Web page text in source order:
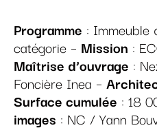
Programme : Immeuble
catégorie – Mission :
Maîtrise d’ouvrage :
Foncière Inea –
Surface cumulée : 18
images : NC / Yann